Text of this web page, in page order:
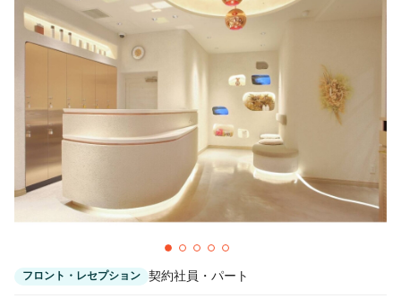
フロント・レセプション 契約社員・パート